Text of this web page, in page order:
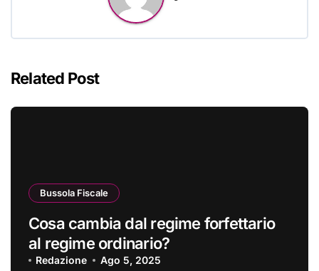
Related Post
Bussola Fiscale
Cosa cambia dal regime forfettario
al regime ordinario?
Redazione Ago 5, 2025